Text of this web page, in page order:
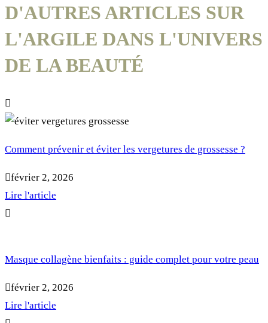
D'AUTRES ARTICLES SUR
L'ARGILE DANS L'UNIVERS
DE LA BEAUTÉ
Comment prévenir et éviter les vergetures de grossesse ?
février 2, 2026
Lire l'article
Masque collagène bienfaits : guide complet pour votre peau
février 2, 2026
Lire l'article